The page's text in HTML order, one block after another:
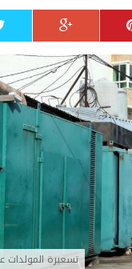
تسعيرة المولدات